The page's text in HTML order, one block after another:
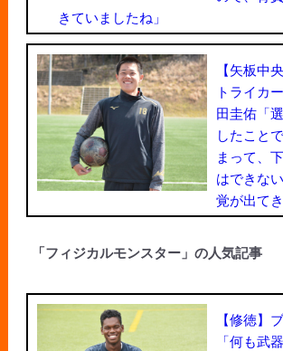
きていましたね」
【矢板中
トライカ
田圭佑「
したこと
まって、
はできな
覚が出て
「フィジカルモンスター」の人気記事
【修徳】
「何も武